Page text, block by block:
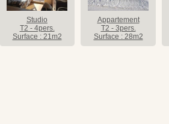
Studio
T2 - 4pers.
Surface : 21m2
Appartement
T2 - 3pers.
Surface : 28m2